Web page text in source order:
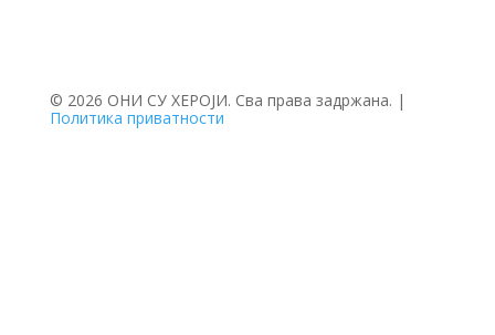
© 2026 ОНИ СУ ХЕРОЈИ. Сва права задржана. |
Политика приватности